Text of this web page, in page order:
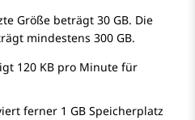
Größe beträgt 30 GB. Die
mindestens 300 GB.
120 KB pro Minute für
ferner 1 GB Speicherplatz